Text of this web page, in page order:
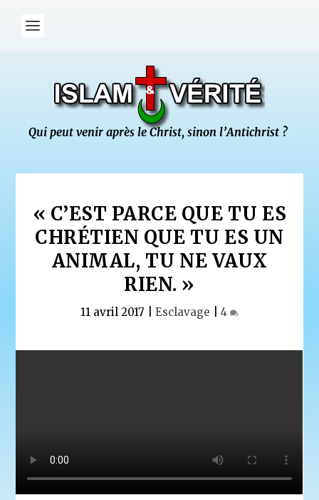
« C’EST PARCE QUE TU ES
CHRÉTIEN QUE TU ES UN
ANIMAL, TU NE VAUX
RIEN. »
11 avril 2017 Esclavage 4